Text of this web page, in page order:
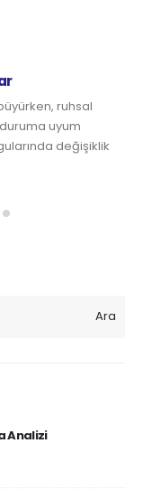
ruhsal
uyum
değişiklik
Ara
Analizi